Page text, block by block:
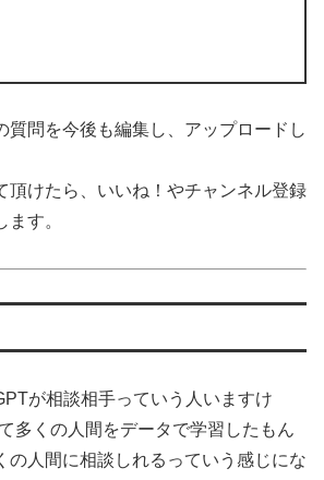
質問を今後も編集し、アップロードし
頂けたら、いいね！やチャンネル登録
す。
が相談相手っていう人いますけ
多くの人間をデータで学習したもん
の人間に相談しれるっていう感じにな